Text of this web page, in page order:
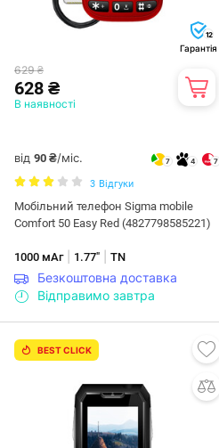
12
Гарантія
629 ₴
628 ₴
В наявності
від 90 ₴/міс. 7 4 7
3 Відгуки
Мобільний телефон Sigma mobile
Comfort 50 Easy Red (4827798585221)
1000 мАг| 1.77" TN
Безкоштовна доставка
Відправимо завтра
BEST CLICK